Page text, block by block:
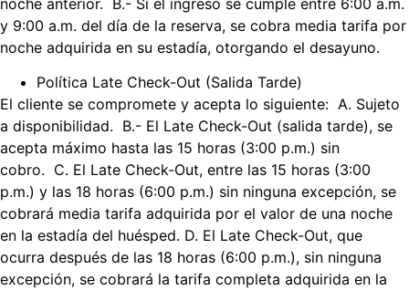
y 9:00 a.m. del día de la reserva, se cobra media tarifa por
noche adquirida en su estadía, otorgando el desayuno.
Política Late Check-Out (Salida Tarde)
El cliente se compromete y acepta lo siguiente: A. Sujeto
a disponibilidad. B.- El Late Check-Out (salida tarde), se
acepta máximo hasta las 15 horas (3:00 p.m.) sin
cobro. C. El Late Check-Out, entre las 15 horas (3:00
p.m.) y las 18 horas (6:00 p.m.) sin ninguna excepción, se
cobrará media tarifa adquirida por el valor de una noche
en la estadía del huésped. D. El Late Check-Out, que
ocurra después de las 18 horas (6:00 p.m.), sin ninguna
excepción, se cobrará la tarifa completa adquirida en la